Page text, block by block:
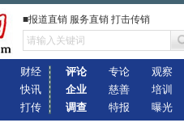
■报道直销 服务直销 打击传销
财经
快讯
打传
评论
企业
调查
专论
慈善
特报
观察
培训
曝光